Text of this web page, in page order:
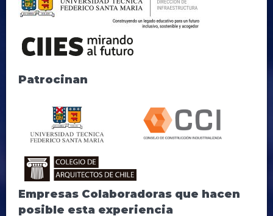
Patrocinan
Empresas Colaboradoras que hacen
posible esta experiencia